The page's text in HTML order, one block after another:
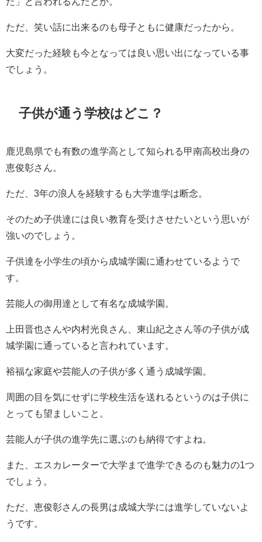
ただ、笑い話に出来るのも母子ともに健康だったから。
大変だった経験も今となっては良い思い出になっている事
でしょう。
子供が通う学校はどこ？
鹿児島県でも有数の進学高として知られる甲南高校出身の
恵俊彰さん。
ただ、3年の浪人を経験するも大学進学は断念。
そのため子供達には良い教育を受けさせたいという思いが
強いのでしょう。
子供達を小学生の頃から成城学園に通わせているようで
す。
芸能人の御用達として有名な成城学園。
上田晋也さんや内村光良さん、東山紀之さん等の子供が成
城学園に通っていると言われています。
裕福な家庭や芸能人の子供が多く通う成城学園。
周囲の目を気にせずに学校生活を送れるというのは子供に
とっても望ましいこと。
芸能人が子供の進学先に選ぶのも納得ですよね。
また、エスカレーターで大学まで進学できるのも魅力の1つ
でしょう。
ただ、恵俊彰さんの長男は成城大学には進学していないよ
うです。